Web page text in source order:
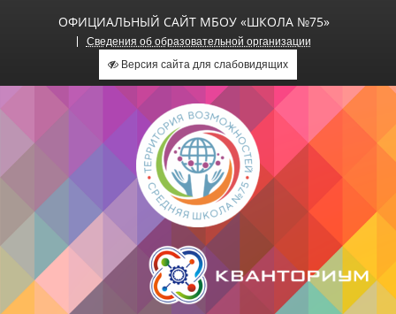
ОФИЦИАЛЬНЫЙ САЙТ МБОУ «ШКОЛА №75»
Сведения об образовательной организации
Версия сайта для слабовидящих
Официальный сайт МБОУ
«Школа №75»